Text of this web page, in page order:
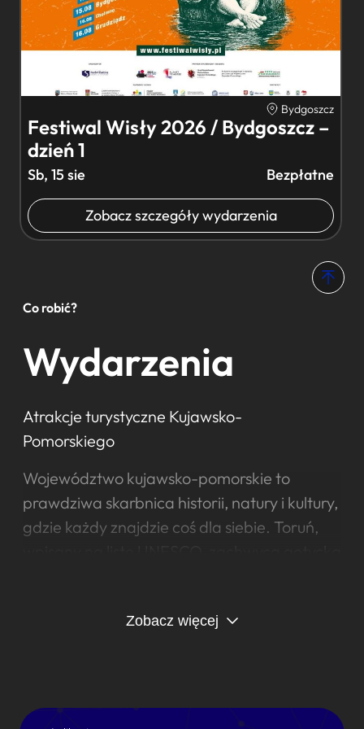
Bydgoszcz
Festiwal Wisły 2026 / Bydgoszcz –
dzień 1
Sb, 15 sie Bezpłatne
Zobacz szczegóły wydarzenia
Co robić?
Wydarzenia
Atrakcje turystyczne Kujawsko-
Pomorskiego
Województwo kujawsko-pomorskie to
prawdziwa skarbnica historii, natury i kultury,
gdzie każdy znajdzie coś dla siebie. Toruń,
słynne specjały. Bydgoszcz przyciąga
botanicznym. Miłośnicy archeologii
Zobacz więcej